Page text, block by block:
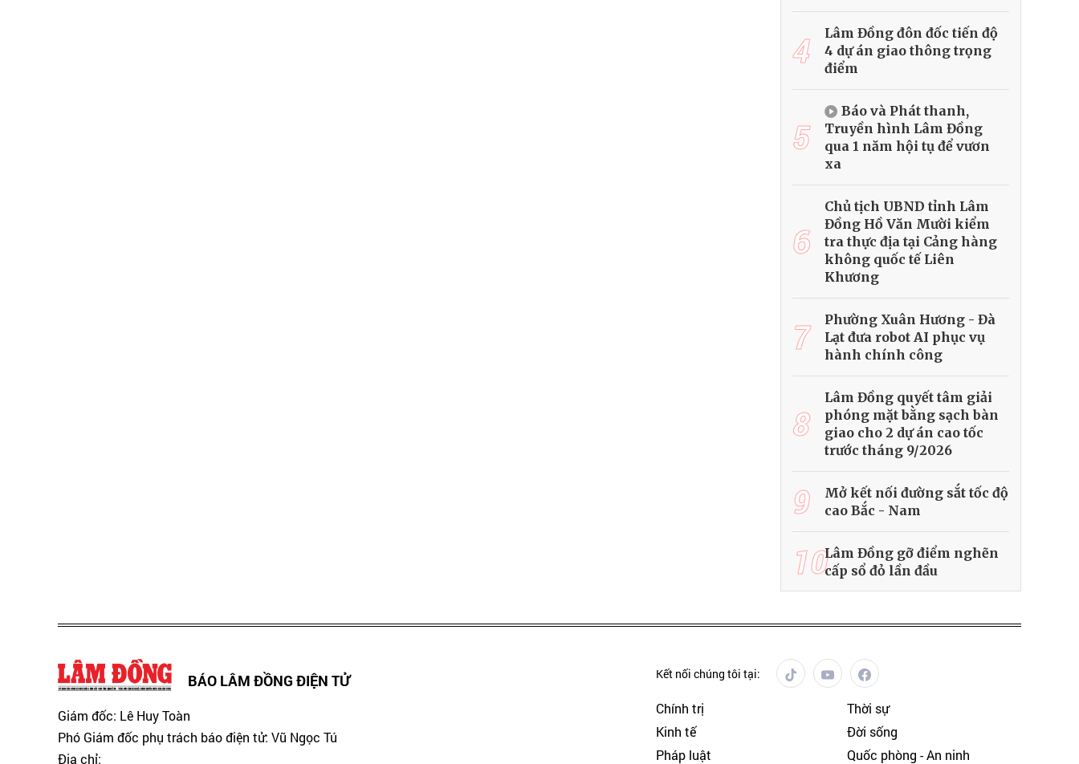
4
Lâm Đồng đôn đốc tiến độ
4 dự án giao thông trọng
điểm
5
Báo và Phát thanh,
Truyền hình Lâm Đồng
qua 1 năm hội tụ để vươn
xa
6
Chủ tịch UBND tỉnh Lâm
Đồng Hồ Văn Mười kiểm
tra thực địa tại Cảng hàng
không quốc tế Liên
Khương
7
Phường Xuân Hương - Đà
Lạt đưa robot AI phục vụ
hành chính công
8
Lâm Đồng quyết tâm giải
phóng mặt bằng sạch bàn
giao cho 2 dự án cao tốc
trước tháng 9/2026
9
Mở kết nối đường sắt tốc độ
cao Bắc - Nam
10Lâm Đồng gỡ điểm nghẽn
cấp sổ đỏ lần đầu
BÁO LÂM ĐỒNG ĐIỆN TỬ
Giám đốc: Lê Huy Toàn
Phó Giám đốc phụ trách báo điện tử: Vũ Ngọc Tú
Địa chỉ:
Kết nối chúng tôi tại:
Chính trị
Thời sự
Kinh tế
Đời sống
Pháp luật
Quốc phòng - An ninh